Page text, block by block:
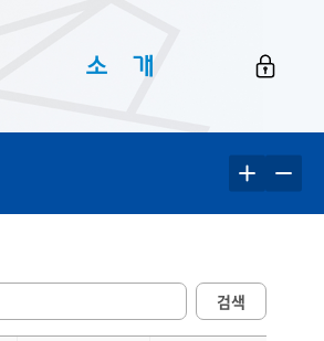
소ㅤ개
이용 안내
이용 문의 및 개선 요청
검색